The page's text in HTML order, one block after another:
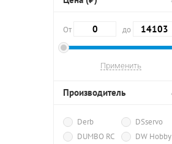
От до
Производитель
Derb
DSservo
DUMBO RC
DW Hobby